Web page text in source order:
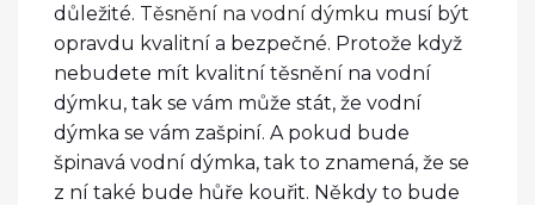
důležité. Těsnění na vodní dýmku musí být
opravdu kvalitní a bezpečné. Protože když
nebudete mít kvalitní těsnění na vodní
dýmku, tak se vám může stát, že vodní
dýmka se vám zašpiní. A pokud bude
špinavá vodní dýmka, tak to znamená, že se
z ní také bude hůře kouřit. Někdy to bude